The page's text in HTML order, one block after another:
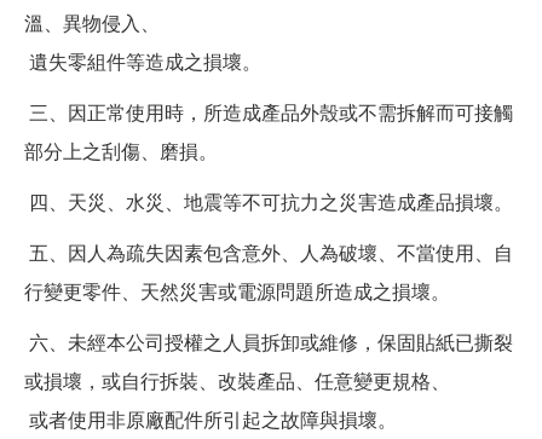
溫、異物侵入、
遺失零組件等造成之損壞。
三、因正常使用時，所造成產品外殼或不需拆解而可接觸
部分上之刮傷、磨損。
四、天災、水災、地震等不可抗力之災害造成產品損壞。
五、因人為疏失因素包含意外、人為破壞、不當使用、自
行變更零件、天然災害或電源問題所造成之損壞。
六、未經本公司授權之人員拆卸或維修，保固貼紙已撕裂
或損壞，或自行拆裝、改裝產品、任意變更規格、
或者使用非原廠配件所引起之故障與損壞。